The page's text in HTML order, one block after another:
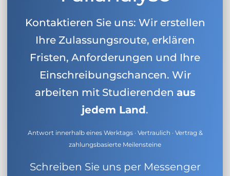
Kontaktieren Sie uns: Wir erstellen
Ihre Zulassungsroute, erklären
Fristen, Anforderungen und Ihre
Einschreibungschancen. Wir
arbeiten mit Studierenden aus
jedem Land.
Antwort innerhalb eines Werktags · Vertraulich · Vertrag &
zahlungsbasierte Meilensteine
Schreiben Sie uns per Messenger